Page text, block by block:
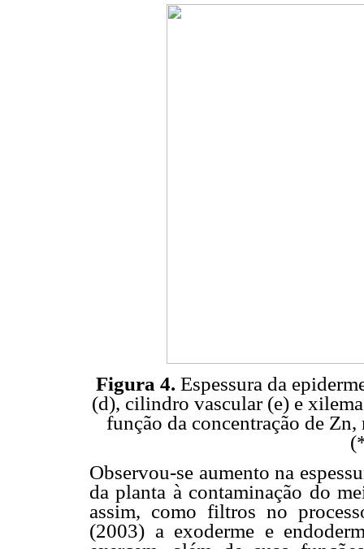
Figura 4. Espessura da
(d), cilindro vascular (e) e
função da concentração de Zn,
Observou-se aumento na
da planta à contaminação do
assim, como filtros no
(2003) a exoderme e